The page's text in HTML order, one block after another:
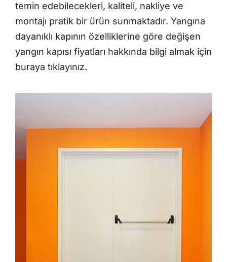
temin edebilecekleri, kaliteli, nakliye ve
montajı pratik bir ürün sunmaktadır. Yangına
dayanıklı kapının özelliklerine göre değişen
yangın kapısı fiyatları hakkında bilgi almak için
buraya tıklayınız.